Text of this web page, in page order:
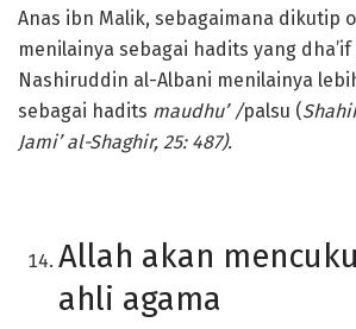
Anas ibn Malik, sebagaimana dikutip
menilainya sebagai hadits yang dha’if
Nashiruddin al-Albani menilainya
sebagai hadits maudhu’ /palsu (
Jami’ al-Shaghir, 25: 487).
Allah akan
ahli agama